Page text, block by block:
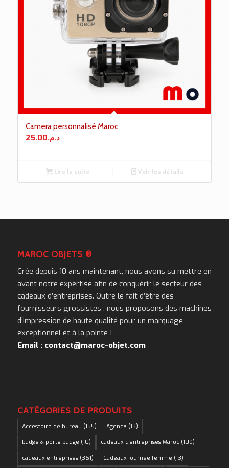
Camera personnalisé Maroc
د.م.25.00
Lire la suite Voir les détails
MAROC OBJETS ®
Crée depuis 10 ans maintenant, nous avons su mettre en
avant notre expertise afin de conquérir le secteur des
cadeaux d’entreprises. Outre le fait d’être des
fournisseurs grossistes , nous proposons des machines
d’impression de haute qualité pour un marquage
exceptionnel et à la pointe !
Email : contact@maroc-objet.com
CATÉGORIES DE PRODUITS
Accessoire de bureau (155) Agenda (13)
badge & porte badge (10) cadeaux d'entreprises Maroc(109)
cadeaux entreprises(361) Cadeaux journée femme (13)